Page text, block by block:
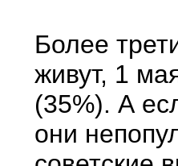
Более
живут, 1
(35%). А
они